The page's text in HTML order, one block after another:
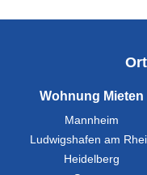
Wohnung Mieten
Mannheim
Ludwigshafen am
Heidelberg